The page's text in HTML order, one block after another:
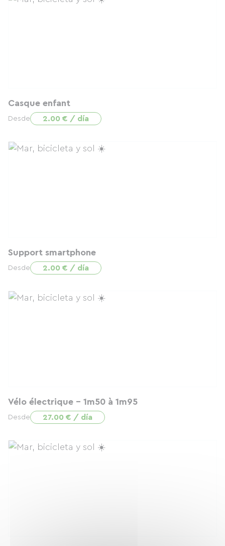
Casque enfant
Desde 2.00 € / día
Support smartphone
Desde 2.00 € / día
Vélo électrique - 1m50 à 1m95
Desde 27.00 € / día